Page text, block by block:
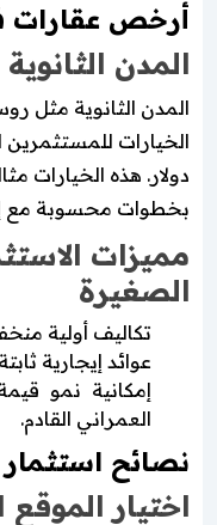
أرخص عقارات
المدن الثانوية
المدن الثانوية مثل
دولار. هذه الخيارات
بخطوات محسوبة مع
مميزات
الصغيرة
تكاليف أولية
عوائد إيجارية
إمكانية نمو
العمراني القادم.
نصائح
اختيار الموقع